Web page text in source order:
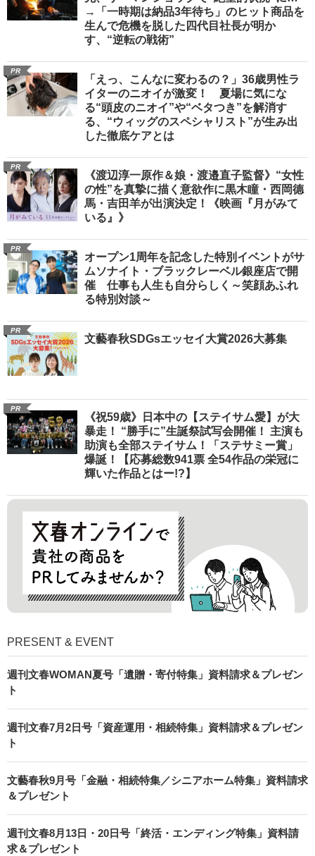
→「一時期は納品3年待ち」のヒット商品を
生んで危機を脱した四代目社長が明か
す、“逆転の戦術”
PR
「えっ、こんなに変わるの？」36歳男性ラ
イターのニオイが激変！ 夏場に気にな
る“頭皮のニオイ”や“ベタつき”を解消す
る、“ウィッグのスペシャリスト”が生み出
した徹底ケアとは
PR
《渡辺淳一原作＆娘・渡邉直子監督》“女性
の性”を真摯に描く意欲作に黒木瞳・西岡德
馬・吉田羊が出演決定！《映画『月がみて
いる』》
PR
オープン1周年を記念した特別イベントがサ
ムソナイト・ブラックレーベル銀座店で開
催 仕事も人生も自分らしく～笑顔あふれ
る特別対談～
PR
文藝春秋SDGsエッセイ大賞2026大募集
PR
《祝59歳》日本中の【ステイサム愛】が大
暴走！ “勝手に”生誕祭試写会開催！ 主演も
助演も全部ステイサム！「ステサミー賞」
爆誕！【応募総数941票 全54作品の栄冠に
輝いた作品とはー!?】
PRESENT & EVENT
週刊文春WOMAN夏号「遺贈・寄付特集」資料請求＆プレゼン
ト
週刊文春7月2日号「資産運用・相続特集」資料請求＆プレゼン
ト
文藝春秋9月号「金融・相続特集／シニアホーム特集」資料請求
＆プレゼント
週刊文春8月13日・20日号「終活・エンディング特集」資料請
求＆プレゼント